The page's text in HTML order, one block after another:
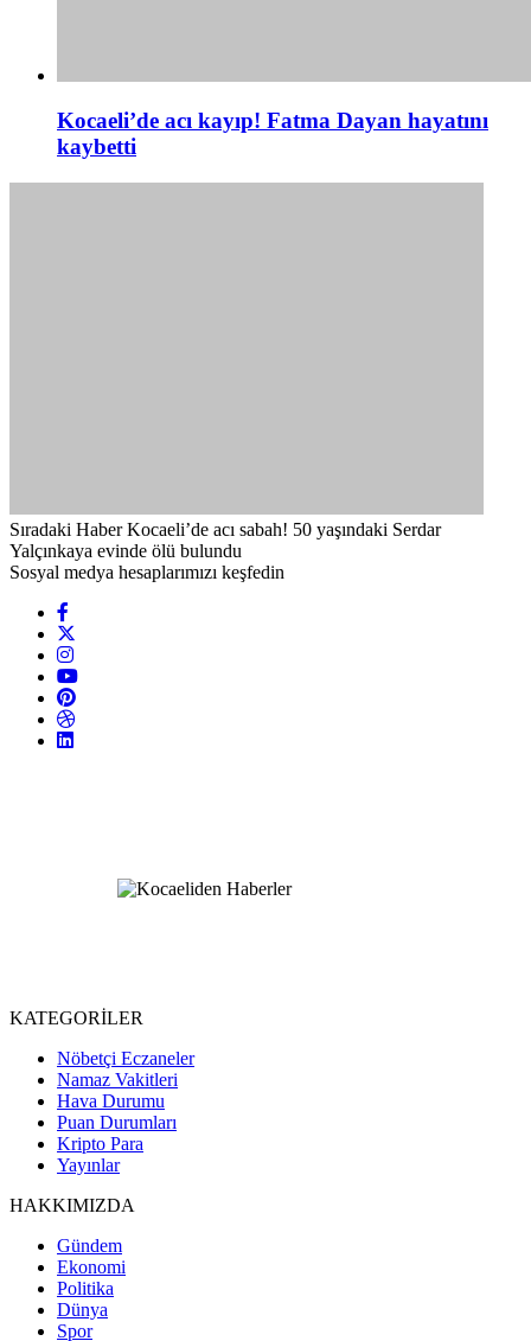
Kocaeli’de acı kayıp! Fatma Dayan hayatını
kaybetti
Sıradaki Haber Kocaeli’de acı sabah! 50 yaşındaki Serdar
Yalçınkaya evinde ölü bulundu
Sosyal medya hesaplarımızı keşfedin
KATEGORİLER
Nöbetçi Eczaneler
Namaz Vakitleri
Hava Durumu
Puan Durumları
Kripto Para
Yayınlar
HAKKIMIZDA
Gündem
Ekonomi
Politika
Dünya
Spor